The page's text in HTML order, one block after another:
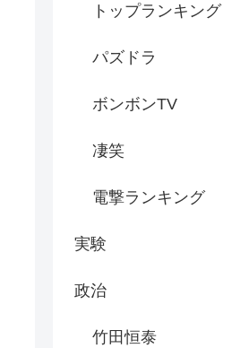
トップランキング
パズドラ
ボンボンTV
凄笑
電撃ランキング
実験
政治
竹田恒泰